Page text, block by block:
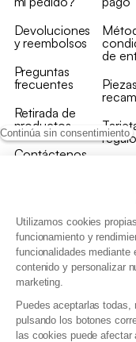
Continúa sin consentimiento
Utilizamos cookies
funcionamiento y
funcionalidades mediante
contenido y personalizar
marketing.
Puedes aceptarlas todas,
pulsando los botones
las cookies puede
Devoluciones
y reembolsos
Preguntas
frecuentes
Retirada de
productos
Contáctenos
de
regalo
Política de
Condiciones